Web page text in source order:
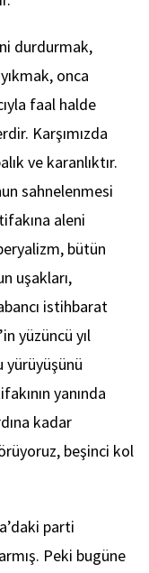
durdurmak,
onca
faal halde
Karşımızda
ve karanlıktır.
sahnelenmesi
aleni
bütün
uşakları,
istihbarat
yüzüncü yıl
yürüyüşünü
yanında
kadar
beşinci kol
parti
Peki bugüne